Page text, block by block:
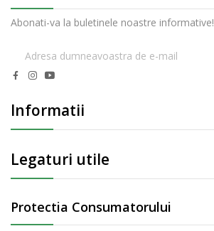
Abonati-va la buletinele noastre informative!
Informatii
Legaturi utile
Protectia Consumatorului